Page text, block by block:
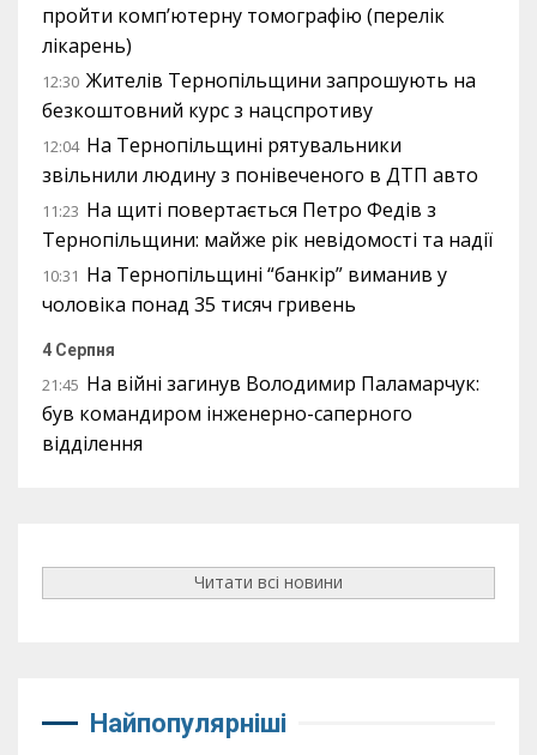
пройти комп’ютерну томографію (перелік
лікарень)
12:30 Жителів Тернопільщини запрошують на
безкоштовний курс з нацспротиву
12:04 На Тернопільщині рятувальники
звільнили людину з понівеченого в ДТП авто
11:23 На щиті повертається Петро Федів з
Тернопільщини: майже рік невідомості та надії
10:31 На Тернопільщині “банкір” виманив у
чоловіка понад 35 тисяч гривень
4 Серпня
21:45 На війні загинув Володимир Паламарчук:
був командиром інженерно-саперного
відділення
Читати всі новини
Найпопулярніші